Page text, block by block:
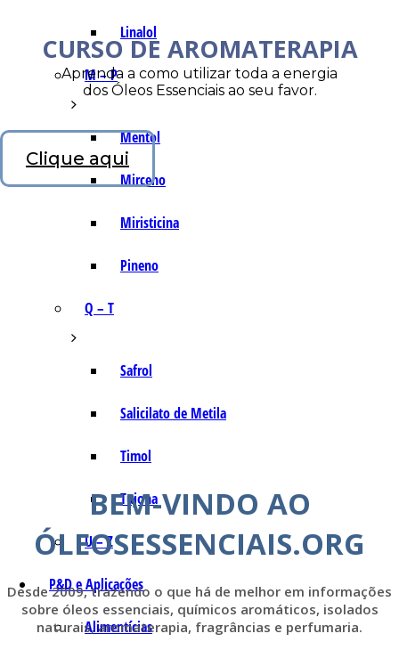
Linalol
M – P
Mentol
Mirceno
Miristicina
Pineno
Q – T
Safrol
Salicilato de Metila
Timol
Tujona
U – Z
P&D e Aplicações
Alimentícias
CURSO DE AROMATERAPIA
Aprenda a como utilizar toda a energia
dos Óleos Essenciais ao seu favor.
Clique aqui
BEM-VINDO AO
ÓLEOSESSENCIAIS.ORG
Desde 2009, trazendo o que há de melhor em informações
sobre óleos essenciais, químicos aromáticos, isolados
naturais, aromaterapia, fragrâncias e perfumaria.